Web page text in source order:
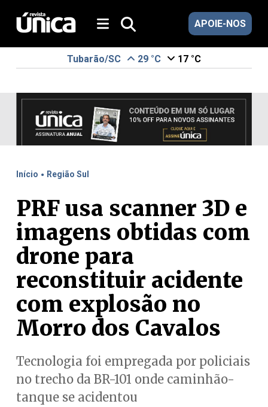
APOIE-NOS
Tubarão/SC 29 °C 17 °C
Início . Região Sul
PRF usa scanner 3D e
imagens obtidas com
drone para
reconstituir acidente
com explosão no
Morro dos Cavalos
Tecnologia foi empregada por policiais
no trecho da BR-101 onde caminhão-
tanque se acidentou